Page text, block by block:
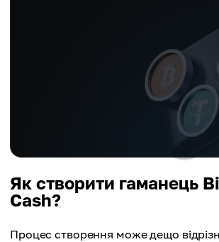
Як створити гаманець
Cash?
Процес створення може дещо